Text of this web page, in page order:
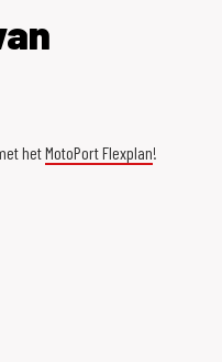
hetMotoPort Flexplan!